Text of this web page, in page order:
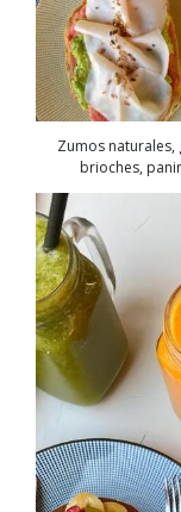
Zumos
brioches,